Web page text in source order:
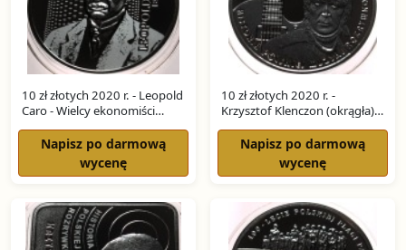
10 zł złotych 2020 r. - Leopold
Caro - Wielcy ekonomiści
SREBRO
Napisz po darmową
wycenę
10 zł złotych 2020 r. -
Krzysztof Klenczon (okrągła)
SREBRO
Napisz po darmową
wycenę